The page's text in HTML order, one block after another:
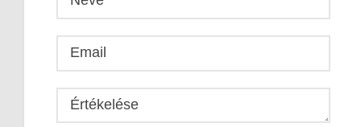
Email
Értékelése